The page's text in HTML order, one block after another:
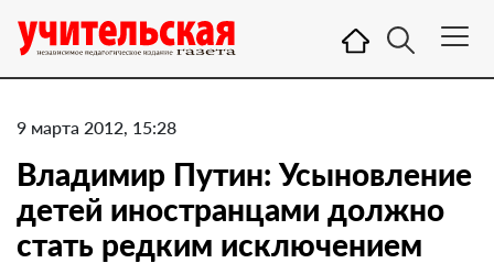
9 марта 2012, 15:28
Владимир Путин: Усыновление
детей иностранцами должно
стать редким исключением